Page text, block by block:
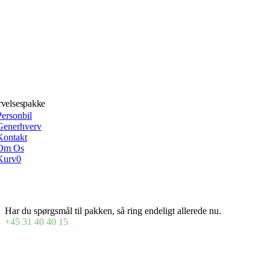
Os
0
Har du spørgsmål til pakken, så ring endeligt allerede nu.
+45 31 40 40 15